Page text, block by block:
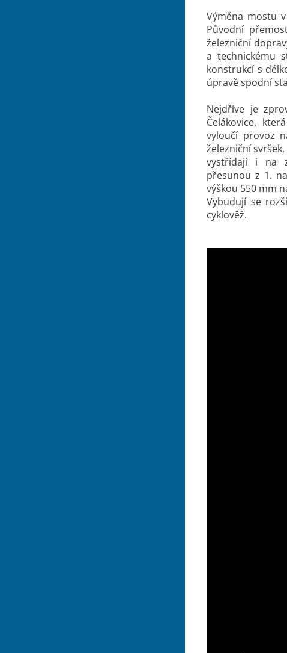
Výměna mostu
Původní
železniční
a technickému
konstrukcí s
úpravě spodní
Nejdříve je
Čelákovice,
vyloučí provoz
železniční
vystřídají i na
přesunou z 1.
výškou 550 mm
Vybudují se
cyklověž.